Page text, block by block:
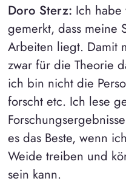
Doro Sterz: Ich habe
gemerkt, dass meine
Arbeiten liegt. Damit
zwar für die Theorie
ich bin nicht die
forscht etc. Ich lese
es das Beste, wenn
Weide treiben und
sein kann.